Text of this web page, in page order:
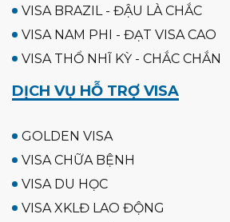
VISA BRAZIL - ĐẬU LÀ CHẮC
VISA NAM PHI - ĐẠT VISA CAO
VISA THỔ NHĨ KỲ - CHẮC CHẮN
DỊCH VỤ HỖ TRỢ VISA
GOLDEN VISA
VISA CHỮA BỆNH
VISA DU HỌC
VISA XKLĐ LAO ĐỘNG